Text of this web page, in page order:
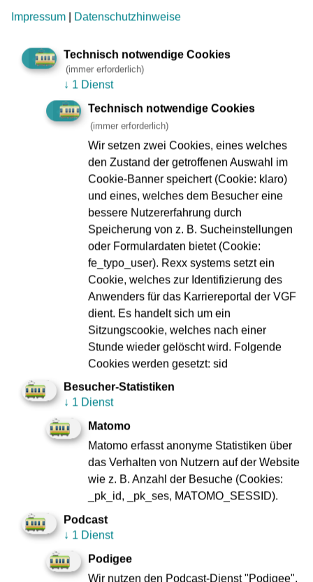
Sicher unterwegs
Mehr
Service für Schulen
Mehr
Impressum
Datenschutzhinweise
Technisch notwendige Cookies
(immer erforderlich)
↓ 1 Dienst
Technisch notwendige Cookies
(immer erforderlich)
Wir setzen zwei Cookies, eines welches
den Zustand der getroffenen Auswahl im
Cookie-Banner speichert (Cookie: klaro)
und eines, welches dem Besucher eine
bessere Nutzererfahrung durch
Speicherung von z. B. Sucheinstellungen
oder Formulardaten bietet (Cookie:
fe_typo_user). Rexx systems setzt ein
Cookie, welches zur Identifizierung des
Anwenders für das Karriereportal der VGF
dient. Es handelt sich um ein
Sitzungscookie, welches nach einer
Stunde wieder gelöscht wird. Folgende
Cookies werden gesetzt: sid
Besucher-Statistiken
↓ 1 Dienst
Matomo
Matomo erfasst anonyme Statistiken über
das Verhalten von Nutzern auf der Website
wie z. B. Anzahl der Besuche (Cookies:
_pk_id, _pk_ses, MATOMO_SESSID).
Podcast
↓ 1 Dienst
Podigee
Wir nutzen den Podcast-Dienst "Podigee",